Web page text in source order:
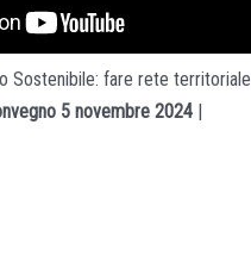
Sostenibile: fare rete territoriale
5 novembre 2024 |